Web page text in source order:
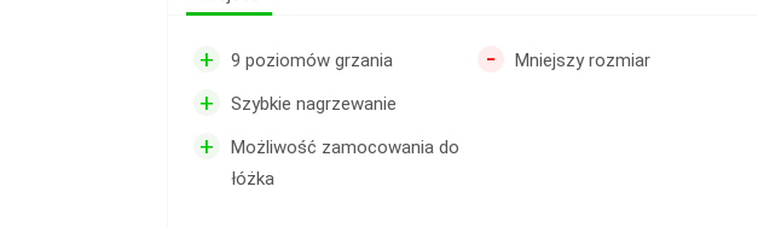
+ 9 poziomów grzania
+ Szybkie nagrzewanie
+
Możliwość zamocowania do
łóżka
- Mniejszy rozmiar